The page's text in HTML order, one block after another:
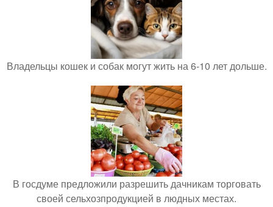
Владельцы кошек и собак могут жить на 6-10 лет дольше.
В госдуме предложили разрешить дачникам торговать
своей сельхозпродукцией в людных местах.